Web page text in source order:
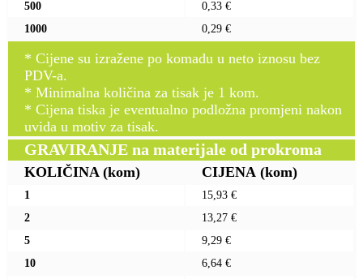
500
0,33 €
1000
0,29 €
* Cijene su izražene po komadu u neto iznosu bez
PDV-a.
* Minimalna količina za tisak je 1 kom.
* Cijena tiska je eventualno podložna promjeni nakon
uvida u motiv za tisak.
GRAVIRANJE na materijale od prokroma
KOLIČINA (kom) CIJENA (kom)
1
15,93 €
2
13,27 €
5
9,29 €
10
6,64 €